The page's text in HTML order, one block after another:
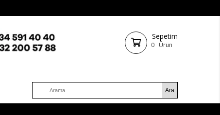
Sepetim
0 Ürün